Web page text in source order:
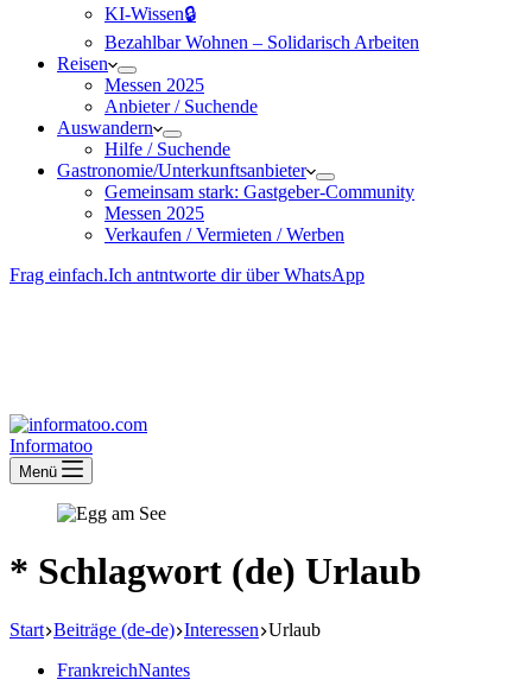
KI-Wissen🔒
Bezahlbar Wohnen – Solida­risch Arbeiten
Reisen
Messen 2025
Anbieter / Suchende
Auswandern
Hilfe / Suchende
Gastronomie/Unterkunftsanbieter
Gemeinsam stark: Gastgeber-Community
Messen 2025
Verkaufen / Vermieten / Werben
Frag einfach.Ich antntworte dir über WhatsApp
Informatoo
Menü
* Schlagwort (de) Urlaub
Start Beiträge (de-de) Interessen Urlaub
FrankreichNantes